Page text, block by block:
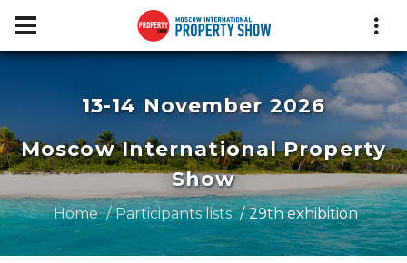
13-14 November 2026
Moscow International Property
Show
Home Participants lists 29th exhibition